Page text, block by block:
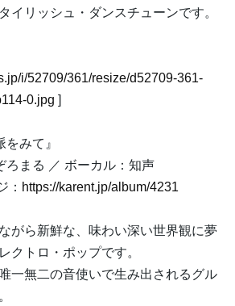
イリッシュ・ダンスチューンです。
i/52709/361/resize/d52709-361-
0.jpg ]
みて』
ろまる ／ ボーカル：知声
： https://karent.jp/album/4231
がら新鮮な、味わい深い世界観に夢
クトロ・ポップです。
一無二の音使いで生み出されるグル